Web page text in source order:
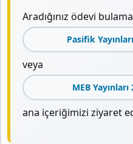
Aradığınız ödevi
Pasifik
veya
MEB Yayınları
ana içeriğimizi ziyaret